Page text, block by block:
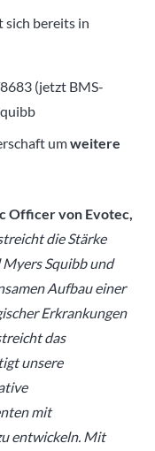
sich bereits in
(jetzt BMS-
umweitere
Officer von Evotec,
die Stärke
Squibb und
Aufbau einer
Erkrankungen
das
unsere
mit
entwickeln. Mit